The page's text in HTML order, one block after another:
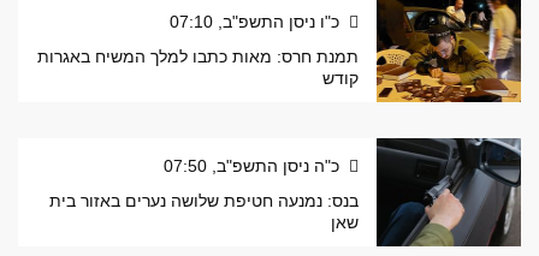
כ"ו ניסן התשפ"ב, 07:10
תמנת חרס: מאות כתבו למלך המשיח באגרות
קודש
כ"ה ניסן התשפ"ב, 07:50
בנס: נמנעה חטיפת שלושה נערים באזור בית
שאן